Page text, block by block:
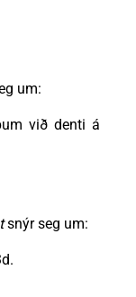
um:
við denti á
snýr seg um: